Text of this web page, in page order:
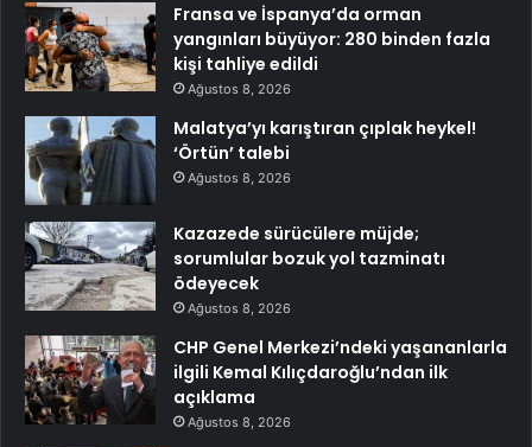
Fransa ve İspanya’da orman
yangınları büyüyor: 280 binden fazla
kişi tahliye edildi
Ağustos 8, 2026
Malatya’yı karıştıran çıplak heykel!
‘Örtün’ talebi
Ağustos 8, 2026
Kazazede sürücülere müjde;
sorumlular bozuk yol tazminatı
ödeyecek
Ağustos 8, 2026
CHP Genel Merkezi’ndeki yaşananlarla
ilgili Kemal Kılıçdaroğlu’ndan ilk
açıklama
Ağustos 8, 2026